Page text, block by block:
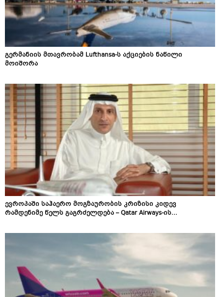
გერმანიის მთავრობამ Lufthansa-ს აქციების ნაწილი
მოიშორა
ევროპაში საჰაერო მოგზაურობის კრიზისი კიდევ
რამდენიმე წელს გაგრძელდება – Qatar Airways-ის...